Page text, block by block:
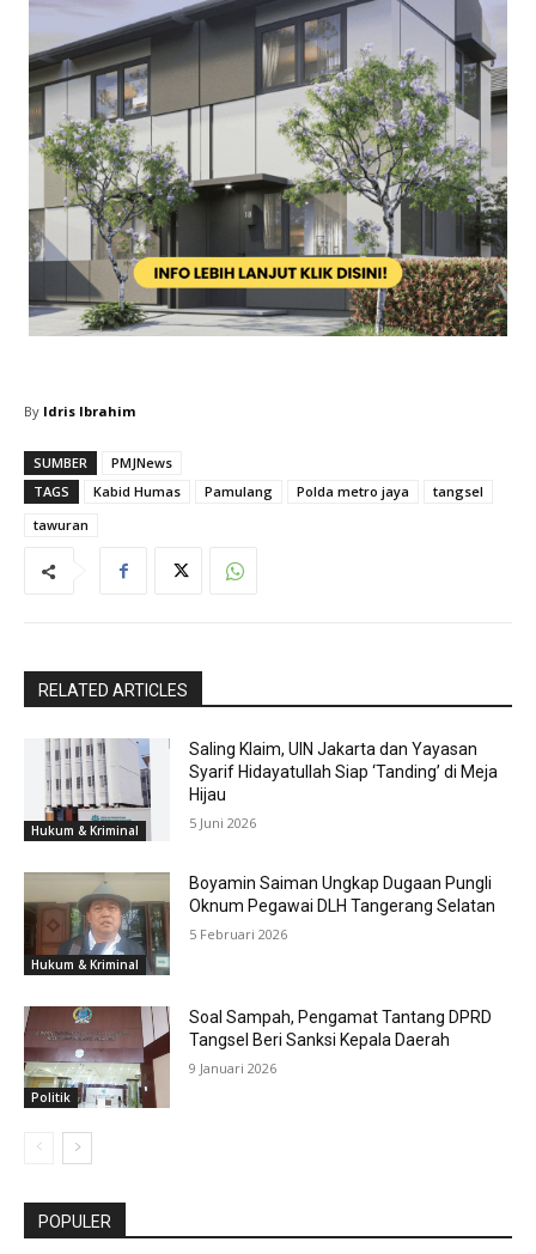
By Idris Ibrahim
SUMBER
PMJNews
TAGS
Kabid Humas Pamulang Polda metro jaya
tangsel
tawuran
RELATED ARTICLES
Hukum & Kriminal
Saling Klaim, UIN Jakarta dan Yayasan
Syarif Hidayatullah Siap ‘Tanding’ di Meja
Hijau
5 Juni 2026
Hukum & Kriminal
Boyamin Saiman Ungkap Dugaan Pungli
Oknum Pegawai DLH Tangerang Selatan
5 Februari 2026
Politik
Soal Sampah, Pengamat Tantang DPRD
Tangsel Beri Sanksi Kepala Daerah
9 Januari 2026
POPULER